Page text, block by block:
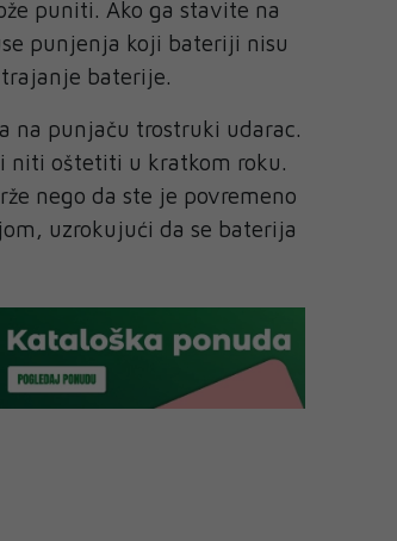
puniti. Ako ga stavite na
punjenja koji bateriji nisu
baterije.
na punjaču trostruki udarac.
niti oštetiti u kratkom roku.
nego da ste je povremeno
uzrokujući da se baterija